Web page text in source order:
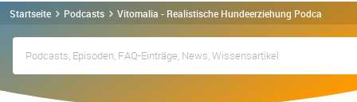
Startseite Podcasts Vitomalia - Realistische Hundeerziehung Podcast